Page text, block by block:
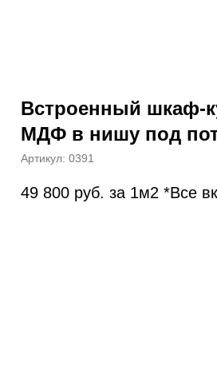
Встроенный шкаф-
МДФ в нишу под
Артикул: 0391
49 800 руб. за 1м2 *Все